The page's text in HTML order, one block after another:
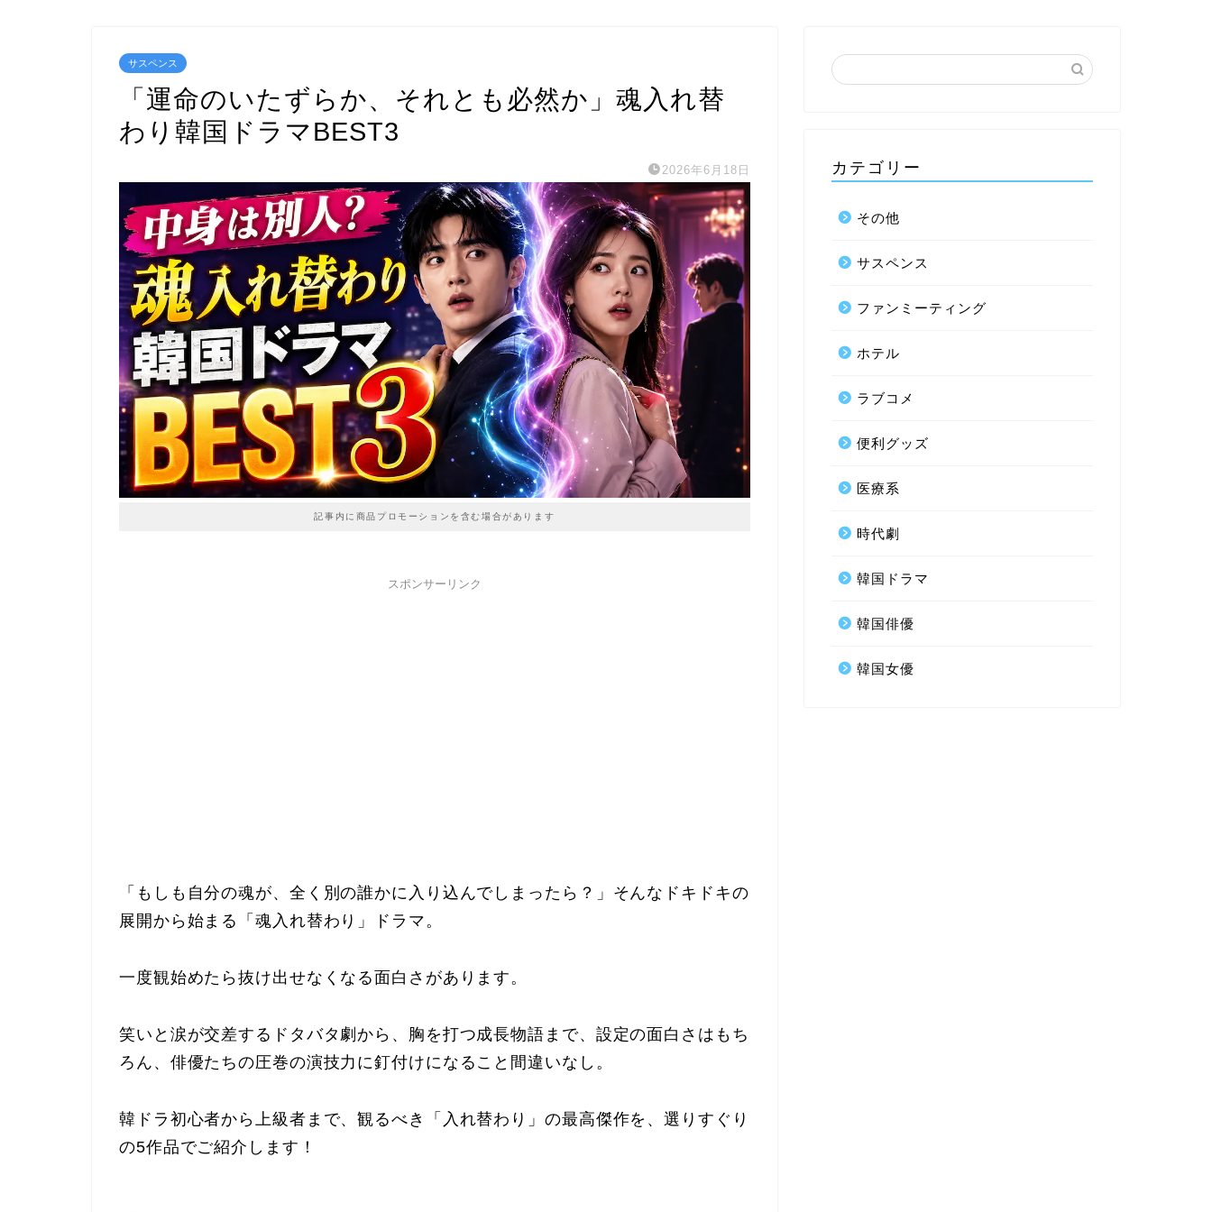
サスペンス
「運命のいたずらか、それとも必然か」魂入れ替
わり韓国ドラマBEST3
2026年6月18日
記事内に商品プロモーションを含む場合があります
スポンサーリンク
「もしも自分の魂が、全く別の誰かに入り込んでしまったら？」そんなドキドキの
展開から始まる「魂入れ替わり」ドラマ。
一度観始めたら抜け出せなくなる面白さがあります。
笑いと涙が交差するドタバタ劇から、胸を打つ成長物語まで、設定の面白さはもち
ろん、俳優たちの圧巻の演技力に釘付けになること間違いなし。
韓ドラ初心者から上級者まで、観るべき「入れ替わり」の最高傑作を、選りすぐり
の5作品でご紹介します！
カテゴリー
その他
サスペンス
ファンミーティング
ホテル
ラブコメ
便利グッズ
医療系
時代劇
韓国ドラマ
韓国俳優
韓国女優